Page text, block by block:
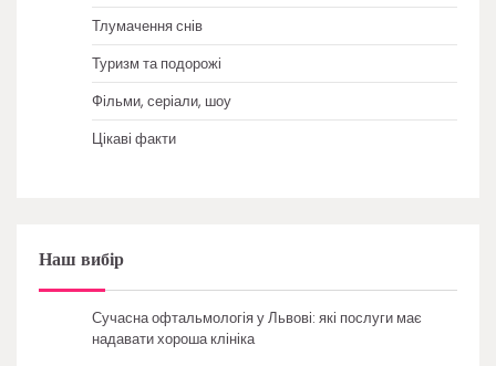
Тлумачення снів
Туризм та подорожі
Фільми, серіали, шоу
Цікаві факти
Наш вибір
Сучасна офтальмологія у Львові: які послуги має
надавати хороша клініка